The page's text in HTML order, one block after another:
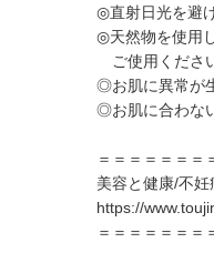
◎直射日光を避
◎天然物を使用
ご使用くださ
◎お肌に異常が
◎お肌に合わな
＝＝＝＝＝＝＝
美容と健康/不
https://
＝＝＝＝＝＝＝